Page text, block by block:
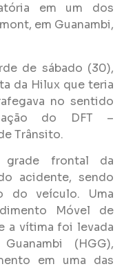
em um dos
em Guanambi,
de sábado (30),
da Hilux que teria
no sentido
do DFT –
Trânsito.
frontal da
acidente, sendo
do veículo. Uma
Móvel de
a vítima foi levada
(HGG),
em uma das